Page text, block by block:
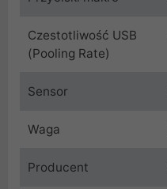
Czestotliwość USB
(Pooling Rate)
Sensor
Waga
Producent